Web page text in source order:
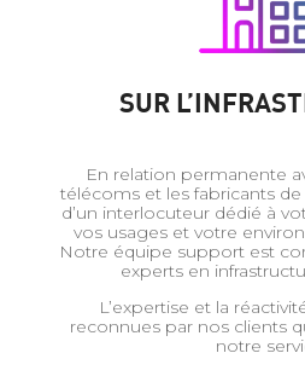
SUR
En relation permanente
télécoms et les fabricants
d’un interlocuteur dédié à
vos usages et votre
Notre équipe support est
experts en
L’expertise et la
reconnues par nos clients
notre